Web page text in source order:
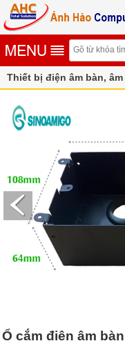
Thiết bị điện âm bàn, âm
Ổ cắm điện âm